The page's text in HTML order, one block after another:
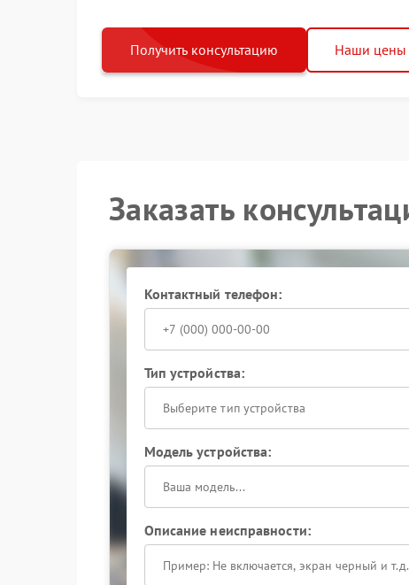
Получить консультацию Наши цены
Заказать
Контактный телефон:
Тип устройства:
Выберите тип устройства
Модель устройства:
Описание неисправности: